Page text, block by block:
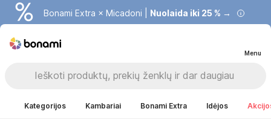
Bonami Extra × Micadoni | Nuolaida iki 25 % →
Menu
Kategorijos Kambariai Bonami Extra Idėjos